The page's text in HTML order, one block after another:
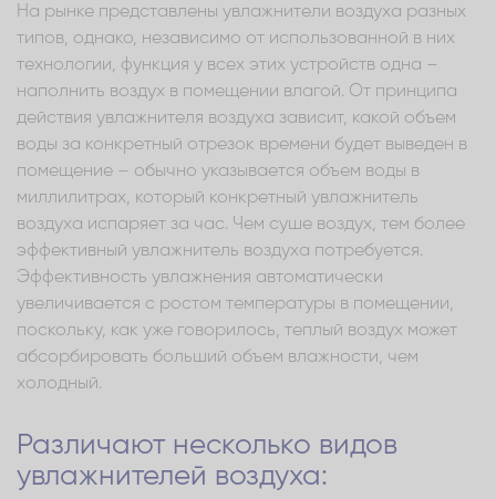
На рынке представлены увлажнители воздуха разных
типов, однако, независимо от использованной в них
технологии, функция у всех этих устройств одна –
наполнить воздух в помещении влагой. От принципа
действия увлажнителя воздуха зависит, какой объем
воды за конкретный отрезок времени будет выведен в
помещение – обычно указывается объем воды в
миллилитрах, который конкретный увлажнитель
воздуха испаряет за час. Чем суше воздух, тем более
эффективный увлажнитель воздуха потребуется.
Эффективность увлажнения автоматически
увеличивается с ростом температуры в помещении,
поскольку, как уже говорилось, теплый воздух может
абсорбировать больший объем влажности, чем
холодный.
Различают несколько видов
увлажнителей воздуха: